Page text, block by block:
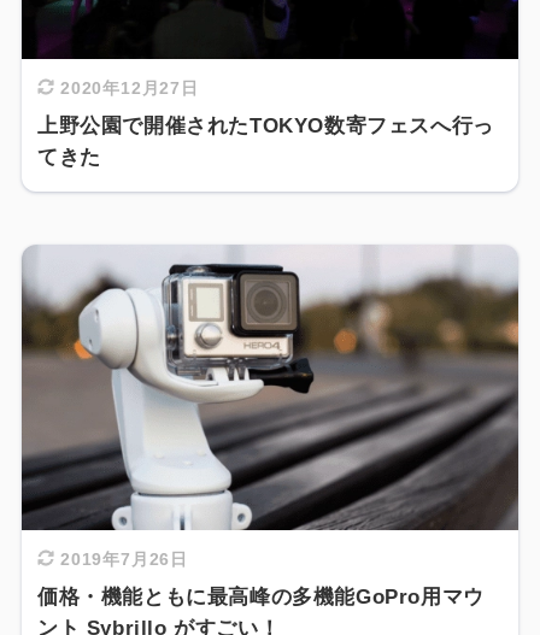
2020年12月27日
上野公園で開催されたTOKYO数寄フェスへ行っ
てきた
2019年7月26日
価格・機能ともに最高峰の多機能GoPro用マウ
ント Sybrillo がすごい！